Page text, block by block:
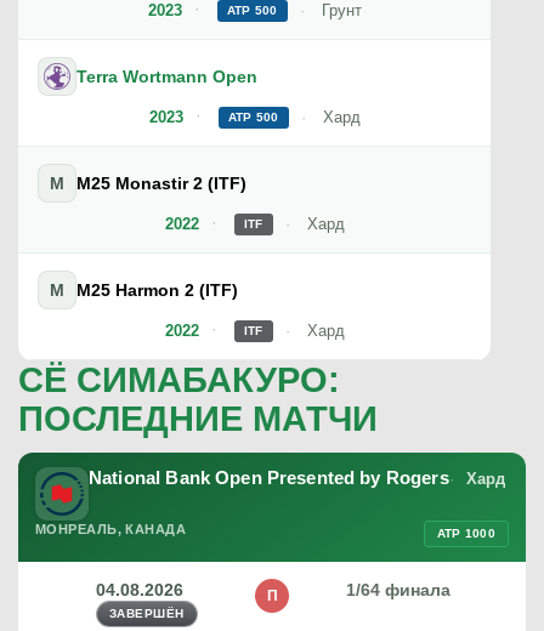
2023 ATP 500 Грунт
2023
Terra Wortmann Open
ATP 500 Хард
2022
M M25 Monastir 2 (ITF)
ITF Хард
2022
M M25 Harmon 2 (ITF)
ITF Хард
СЁ СИМАБАКУРО:
ПОСЛЕДНИЕ МАТЧИ
National Bank Open Presented by Rogers Хард
МОНРЕАЛЬ, КАНАДА ATP 1000
04.08.2026
ЗАВЕРШЁН
1/64 финала
П